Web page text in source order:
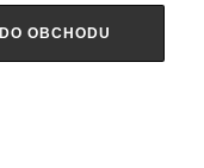
DO OBCHODU